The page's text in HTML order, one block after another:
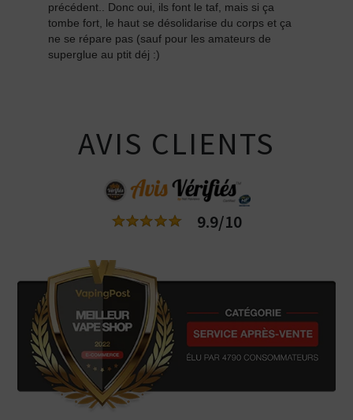
précédent.. Donc oui, ils font le taf, mais si ça
tombe fort, le haut se désolidarise du corps et ça
ne se répare pas (sauf pour les amateurs de
superglue au ptit déj :)
AVIS CLIENTS
9.9/10